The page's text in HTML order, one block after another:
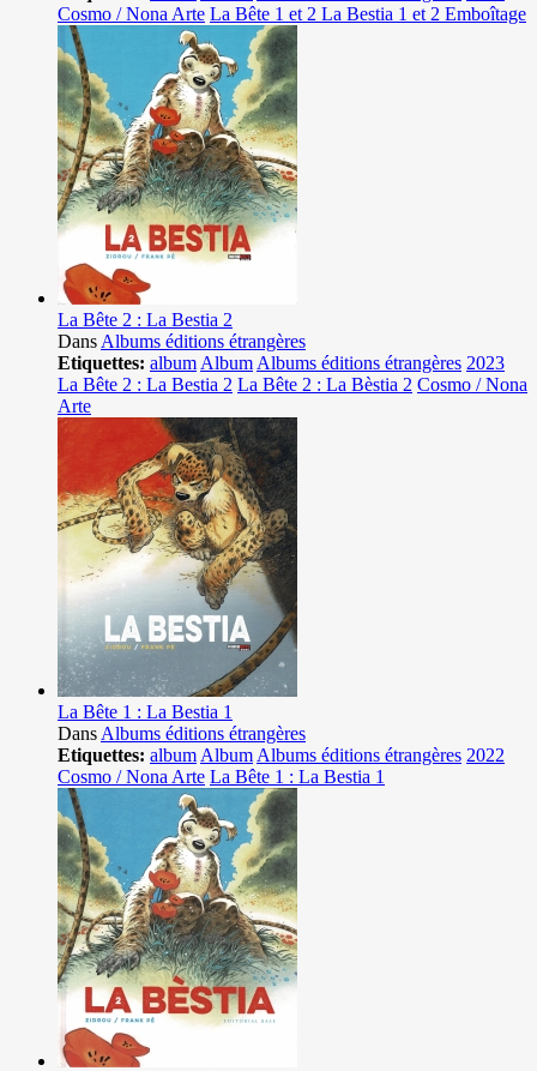
Cosmo / Nona Arte La Bête 1 et 2 La Bestia 1 et 2 Emboîtage
La Bête 2 : La Bestia 2
Dans Albums éditions étrangères
Etiquettes: album Album Albums éditions étrangères 2023
La Bête 2 : La Bestia 2 La Bête 2 : La Bèstia 2 Cosmo / Nona
Arte
La Bête 1 : La Bestia 1
Dans Albums éditions étrangères
Etiquettes: album Album Albums éditions étrangères 2022
Cosmo / Nona Arte La Bête 1 : La Bestia 1